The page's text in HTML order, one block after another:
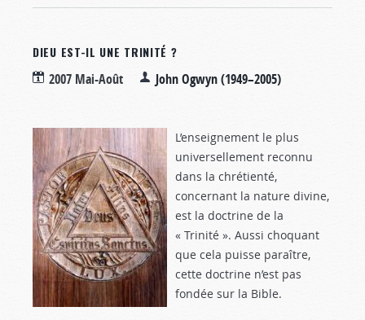
DIEU EST-IL UNE TRINITÉ ?
2007 Mai-Août John Ogwyn (1949–2005)
L’enseignement le plus
universellement reconnu
dans la chrétienté,
concernant la nature divine,
est la doctrine de la
« Trinité ». Aussi choquant
que cela puisse paraître,
cette doctrine n’est pas
fondée sur la Bible.